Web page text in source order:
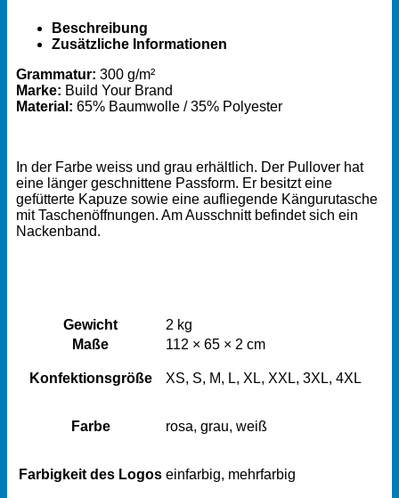
Beschreibung
Zusätzliche Informationen
Grammatur: 300 g/m²
Marke: Build Your Brand
Material : 65% Baumwolle / 35% Polyester
In der Farbe weiss und grau erhältlich. Der Pullover hat
eine länger geschnittene Passform. Er besitzt eine
gefütterte Kapuze sowie eine aufliegende Kängurutasche
mit Taschenöffnungen. Am Ausschnitt befindet sich ein
Nackenband.
Gewicht
2 kg
Maße
112 × 65 × 2 cm
Konfektionsgröße XS, S, M, L, XL, XXL, 3XL, 4XL
Farbe rosa, grau, weiß
Farbigkeit des Logos einfarbig, mehrfarbig